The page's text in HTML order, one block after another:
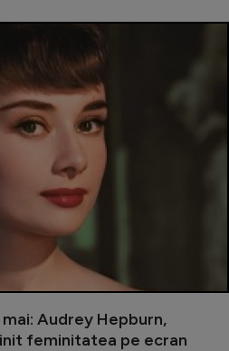
Audrey Hepburn,
feminitatea pe ecran